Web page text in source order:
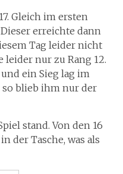
Gleich im ersten
erreichte dann
Tag leider nicht
nur zu Rang 12.
ein Sieg lag im
so blieb ihm nur der
stand. Von den 16
der Tasche, was als